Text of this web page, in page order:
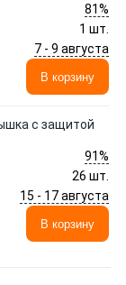
81%
1 шт.
7 - 9 августа
В корзину
с защитой
91%
26 шт.
15 - 17 августа
В корзину